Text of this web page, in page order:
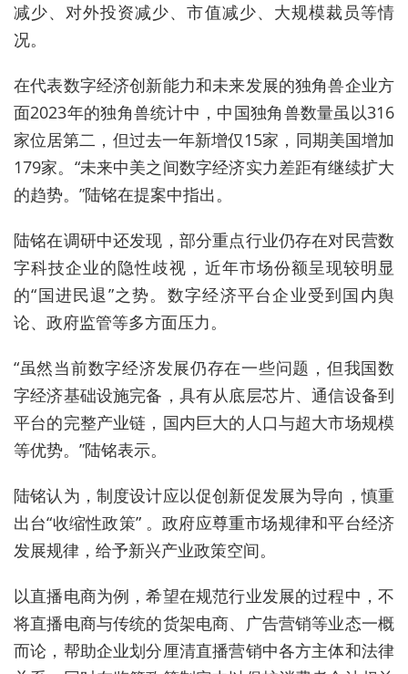
减少、对外投资减少、市值减少、大规模裁员等情
况。
在代表数字经济创新能力和未来发展的独角兽企业方
面2023年的独角兽统计中，中国独角兽数量虽以316
家位居第二，但过去一年新增仅15家，同期美国增加
179家。“未来中美之间数字经济实力差距有继续扩大
的趋势。”陆铭在提案中指出。
陆铭在调研中还发现，部分重点行业仍存在对民营数
字科技企业的隐性歧视，近年市场份额呈现较明显
的“国进民退”之势。数字经济平台企业受到国内舆
论、政府监管等多方面压力。
“虽然当前数字经济发展仍存在一些问题，但我国数
字经济基础设施完备，具有从底层芯片、通信设备到
平台的完整产业链，国内巨大的人口与超大市场规模
等优势。”陆铭表示。
陆铭认为，制度设计应以促创新促发展为导向，慎重
出台“收缩性政策”。政府应尊重市场规律和平台经济
发展规律，给予新兴产业政策空间。
以直播电商为例，希望在规范行业发展的过程中，不
将直播电商与传统的货架电商、广告营销等业态一概
而论，帮助企业划分厘清直播营销中各方主体和法律